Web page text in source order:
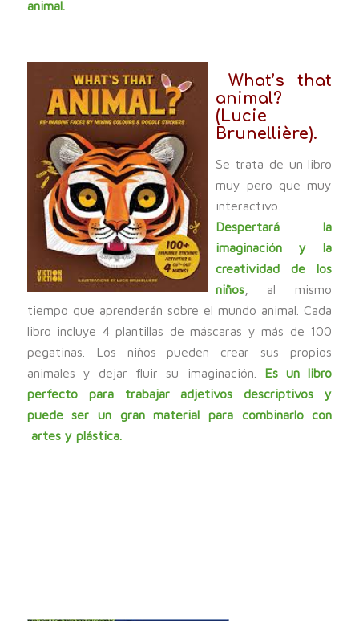
animal.
What’s that
animal?
(Lucie
Brunellière).
Se trata de un libro
muy pero que muy
interactivo.
Despertará la
imaginación y la
creatividad de los
niños, al mismo
tiempo que aprenderán sobre el mundo animal. Cada
libro incluye 4 plantillas de máscaras y más de 100
pegatinas. Los niños pueden crear sus propios
animales y dejar fluir su imaginación. Es un libro
perfecto para trabajar adjetivos descriptivos y
puede ser un gran material para combinarlo con
artes y plástica.